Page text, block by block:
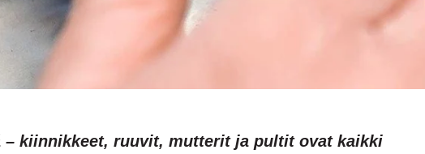
kiinnikkeet, ruuvit, mutterit ja pultit ovat kaikki